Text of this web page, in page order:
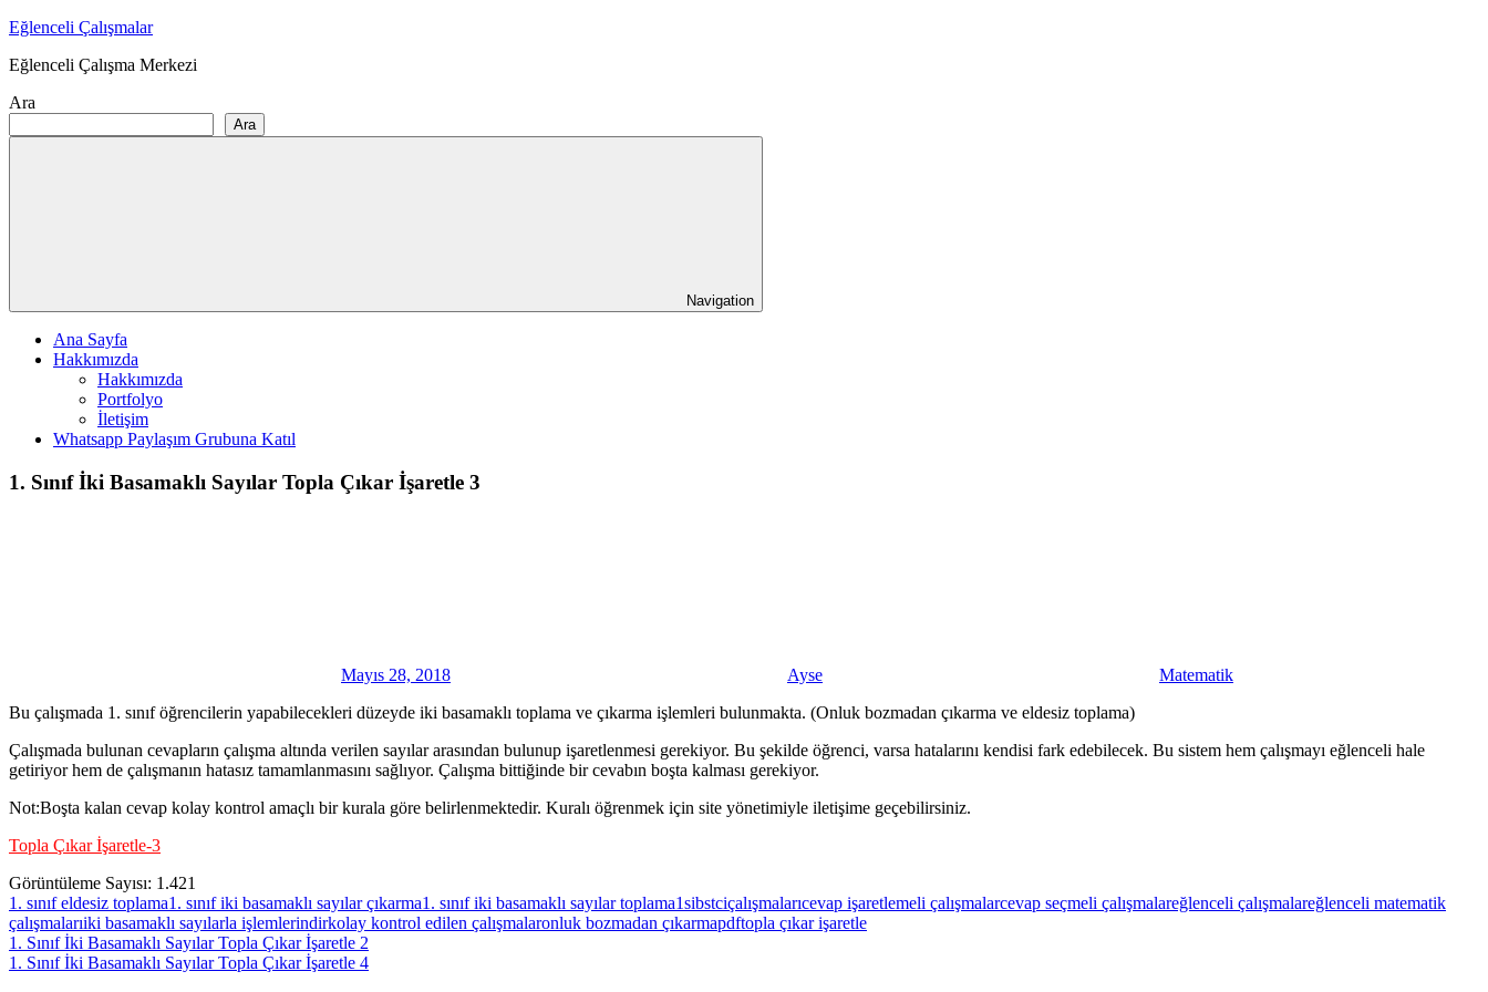
Skip
content
Eğlenceli Çalışmalar
Eğlenceli Çalışma Merkezi
Ara
Ara
Navigation
Ana Sayfa
Hakkımızda
Hakkımızda
Portfolyo
İletişim
Whatsapp Paylaşım Grubuna Katıl
1. Sınıf İki Basamaklı Sayılar Topla Çıkar İşaretle 3
Mayıs 28, 2018 Ayse
Matematik
Bu çalışmada 1. sınıf öğrencilerin yapabilecekleri düzeyde iki basamaklı toplama ve çıkarma işlemleri bulunmakta. (Onluk bozmadan çıkarma ve eldesiz toplama)
Çalışmada bulunan cevapların çalışma altında verilen sayılar arasından bulunup işaretlenmesi gerekiyor. Bu şekilde öğrenci, varsa hatalarını kendisi fark edebilecek. Bu sistem hem çalışmayı eğlenceli hale
getiriyor hem de çalışmanın hatasız tamamlanmasını sağlıyor. Çalışma bittiğinde bir cevabın boşta kalması gerekiyor.
Not:Boşta kalan cevap kolay kontrol amaçlı bir kurala göre belirlenmektedir. Kuralı öğrenmek için site yönetimiyle iletişime geçebilirsiniz.
Topla Çıkar İşaretle-3
Görüntüleme Sayısı: 1.421
1. sınıf eldesiz toplama1. sınıf iki basamaklı sayılar çıkarma1. sınıf iki basamaklı sayılar toplama1sibstciçalışmalarıcevap işaretlemeli çalışmalarcevap seçmeli çalışmalareğlenceli çalışmalareğlenceli matematik
çalışmalarıiki basamaklı sayılarla işlemlerindirkolay kontrol edilen çalışmalaronluk bozmadan çıkarmapdftopla çıkar işaretle
Yazı
gezinmesi
Previous
Post:
1. Sınıf İki Basamaklı Sayılar Topla Çıkar İşaretle 2
Next
1. Sınıf İki Basamaklı Sayılar Topla Çıkar İşaretle 4